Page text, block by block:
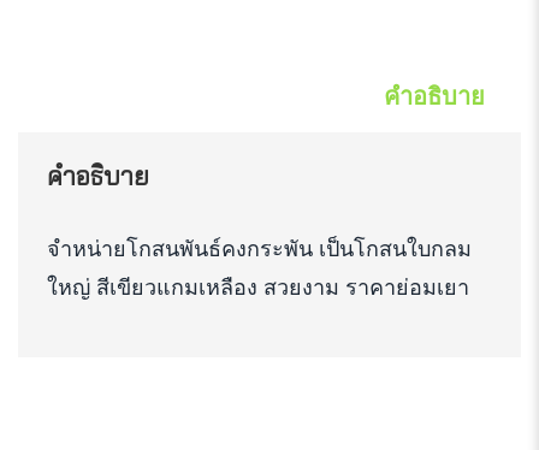
คำอธิบาย
คำอธิบาย
จำหน่ายโกสนพันธ์คงกระพัน เป็นโกสนใบกลม
ใหญ่ สีเขียวแกมเหลือง สวยงาม ราคาย่อมเยา